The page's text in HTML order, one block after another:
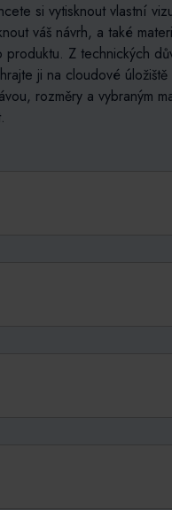
si vytisknout vlastní
váš návrh, a také
Z technických
ji na cloudové
rozměry a vybraným